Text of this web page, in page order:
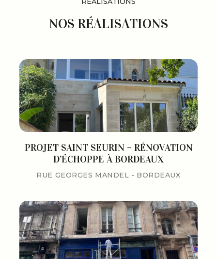
NOS RÉALISATIONS
PROJET SAINT SEURIN – RÉNOVATION
D’ÉCHOPPE À BORDEAUX
RUE GEORGES MANDEL - BORDEAUX